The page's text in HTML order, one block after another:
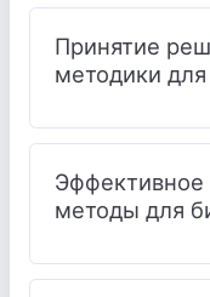
Принятие
методики
Эффективное
методы для